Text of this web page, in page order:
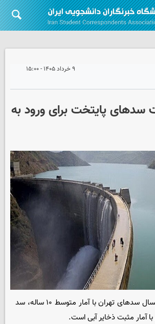
۹ خرداد ۱۴۰۵ - ۱۵:۰۰
پایتخت برای ورود به
در مقایسه ذخایر امسال سدهای تهران با آمار متوسط ۱۰ ساله، سد
آمار مثبت ذخایر آبی است.